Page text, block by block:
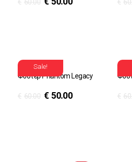
€ 60.00 €
Sale!
Φούτερ Phantom Legacy
€ 60.00 € 50.00 €